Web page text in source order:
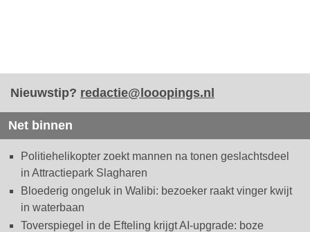
Nieuwstip? redactie@looopings.nl
Net binnen
Politiehelikopter zoekt mannen na tonen geslachtsdeel
in Attractiepark Slagharen
Bloederig ongeluk in Walibi: bezoeker raakt vinger kwijt
in waterbaan
Toverspiegel in de Efteling krijgt AI-upgrade: boze